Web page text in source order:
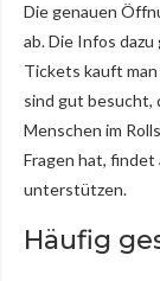
Die genauen
ab. Die Infos
Tickets kauft
sind gut besucht,
Menschen im
Fragen hat, findet
unterstützen.
Häufig